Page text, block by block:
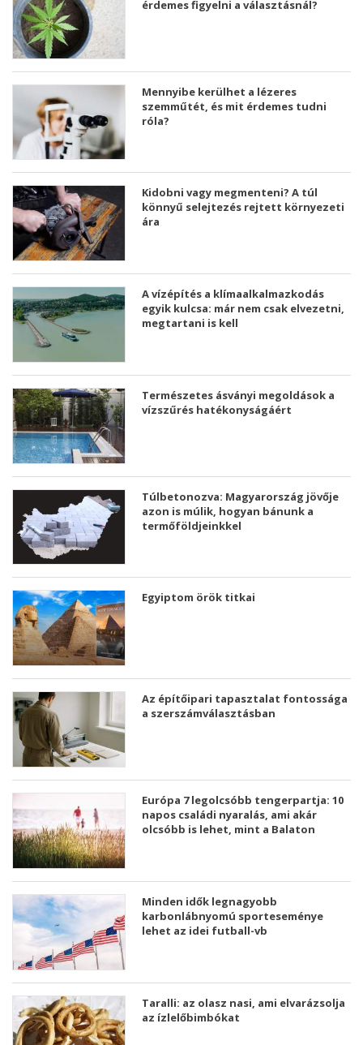
érdemes figyelni a választásnál?
Mennyibe kerülhet a lézeres
szemműtét, és mit érdemes tudni
róla?
Kidobni vagy megmenteni? A túl
könnyű selejtezés rejtett környezeti
ára
A vízépítés a klímaalkalmazkodás
egyik kulcsa: már nem csak elvezetni,
megtartani is kell
Természetes ásványi megoldások a
vízszűrés hatékonyságáért
Túlbetonozva: Magyarország jövője
azon is múlik, hogyan bánunk a
termőföldjeinkkel
Egyiptom örök titkai
Az építőipari tapasztalat fontossága
a szerszámválasztásban
Európa 7 legolcsóbb tengerpartja: 10
napos családi nyaralás, ami akár
olcsóbb is lehet, mint a Balaton
Minden idők legnagyobb
karbonlábnyomú sporteseménye
lehet az idei futball-vb
Taralli: az olasz nasi, ami elvarázsolja
az ízlelőbimbókat